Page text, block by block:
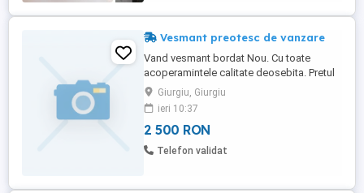
Vesmant preotesc de vanzare
Vand vesmant bordat Nou. Cu toate
acoperamintele calitate deosebita. Pretul
de achizitie a fost de 3500. Pretul actual
este de 2500 ,se potriveste la o inaltime
de 175-180
Giurgiu, Giurgiu
ieri 10:37
2 500 RON
Telefon validat